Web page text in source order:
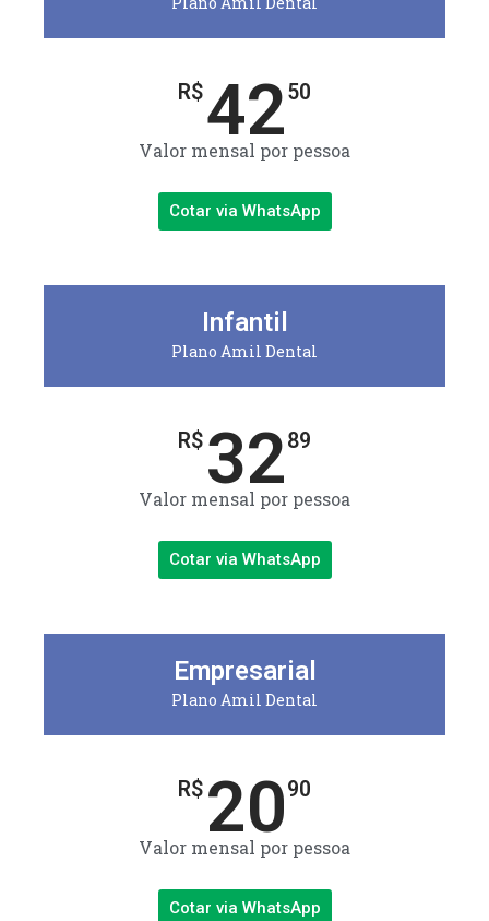
R$4250
Valor mensal por pessoa
Cotar via WhatsApp
Infantil
Plano Amil Dental
R$ 3289
Valor mensal por pessoa
Cotar via WhatsApp
Empresarial
Plano Amil Dental
R$ 2090
Valor mensal por pessoa
Cotar via WhatsApp